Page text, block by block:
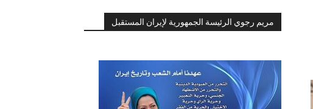
مريم رجوي الرئيسة الجمهورية لإيران المستقبل